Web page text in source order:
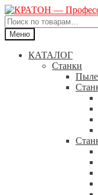
Искать:
Меню
КАТАЛОГ
Станки